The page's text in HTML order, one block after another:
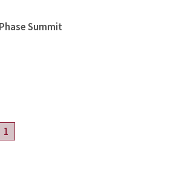
Summit
1